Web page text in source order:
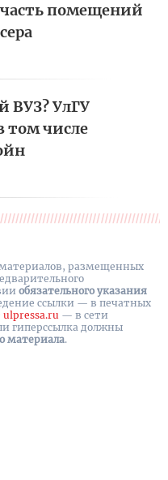
помещений
ВУЗ? УлГУ
том числе
размещенных
обязательного указания
ссылки — в печатных
ulpressa.ru — в сети
гиперссылка должны
материала.